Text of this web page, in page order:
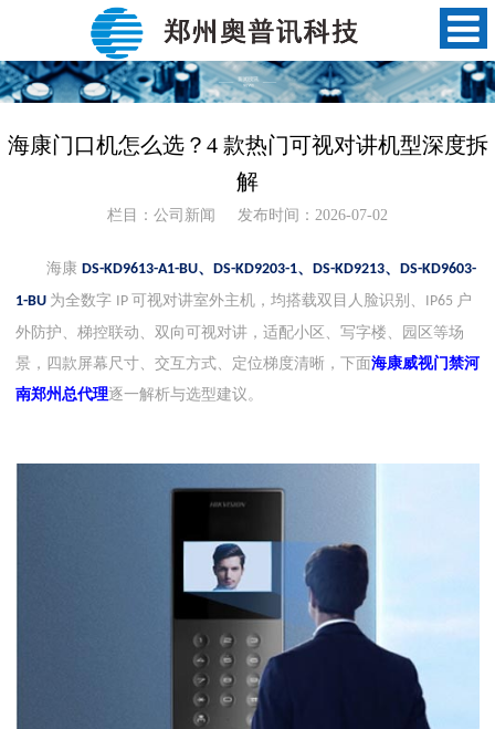
海康门口机怎么选？4 款热门可视对讲机型深度拆
解
栏目：公司新闻 发布时间：2026-07-02
海康 DS-KD9613-A1-BU、 DS-KD9203-1、 DS-KD9213、 DS-KD9603-
1-BU 为全数字 IP 可视对讲室外主机，均搭载双目人脸识别、 IP65 户
外防护、梯控联动、双向可视对讲，适配小区、写字楼、园区等场
景，四款屏幕尺寸、交互方式、定位梯度清晰， 下面海康威视门禁河
南郑州总代理逐一解析与选型建议。